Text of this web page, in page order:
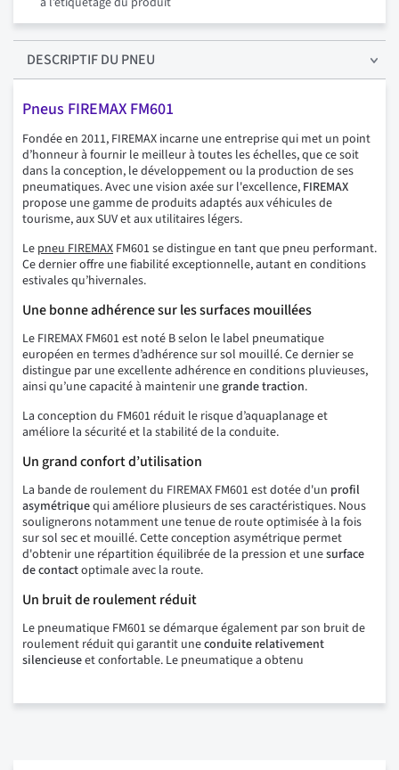
DESCRIPTIFDU PNEU
Pneus FIREMAX FM601
Fondée en 2011, FIREMAX incarne une entreprise qui met un point
d’honneur à fournir le meilleur à toutes les échelles, que ce soit
dans la conception, le développement ou la production de ses
pneumatiques. Avec une vision axée sur l'excellence, FIREMAX
propose une gamme de produits adaptés aux véhicules de
tourisme, aux SUV et aux utilitaires légers.
Le pneu FIREMAX FM601 se distingue en tant que pneu performant.
Ce dernier offre une fiabilité exceptionnelle, autant en conditions
estivales qu’hivernales.
Une bonne adhérence sur les surfaces mouillées
Le FIREMAX FM601 est noté B selon le label pneumatique
européen en termes d’adhérence sur sol mouillé. Ce dernier se
distingue par une excellente adhérence en conditions pluvieuses,
ainsi qu’une capacité à maintenir unegrande traction.
La conception du FM601 réduit le risque d’aquaplanage et
améliore la sécurité et la stabilité de la conduite.
Un grand confort d’utilisation
La bande de roulement du FIREMAX FM601 est dotée d'un profil
asymétriquequi améliore plusieurs de ses caractéristiques. Nous
soulignerons notamment une tenue de route optimisée à la fois
sur sol sec et mouillé. Cette conception asymétrique permet
d'obtenir une répartition équilibrée de la pression et unesurface
de contactoptimale avec la route.
Un bruit de roulement réduit
Le pneumatique FM601 se démarque également par son bruit de
roulement réduit qui garantit uneconduite relativement
silencieuseet confortable. Le pneumatique a obtenu